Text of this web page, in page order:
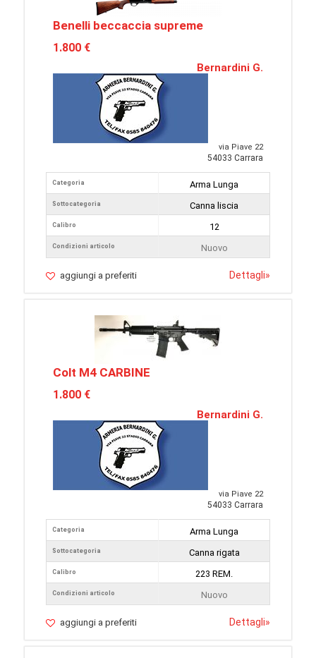
Benelli beccaccia supreme
1.800 €
Bernardini G.
via Piave 22
54033 Carrara
Categoria
Sottocategoria
Calibro
Condizioni articolo
Arma Lunga
Canna liscia
12
Nuovo
aggiungi a preferiti Dettagli»
Colt M4 CARBINE
1.800 €
Bernardini G.
via Piave 22
54033 Carrara
Categoria
Sottocategoria
Calibro
Condizioni articolo
Arma Lunga
Canna rigata
223 REM.
Nuovo
aggiungi a preferiti Dettagli»